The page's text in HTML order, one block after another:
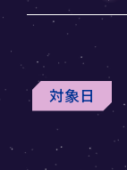
対象日